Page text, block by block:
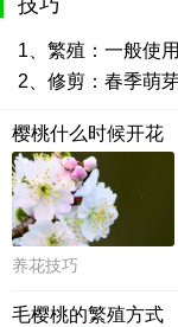
技巧
1、繁殖：一般使
2、修剪：春季萌
樱桃什么时候开花
养花技巧
毛樱桃的繁殖方式